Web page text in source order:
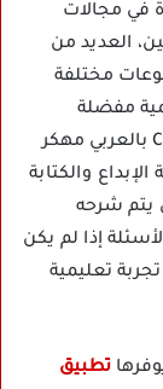
في مجالات
العديد من
مختلفة
مفضلة
للمهتمين بتطوير أنفسهم، من خلال ChatGPT بالعربي مهكر
والكتابة
يتم شرحه
إذا لم يكن
تعليمية
تطبيق